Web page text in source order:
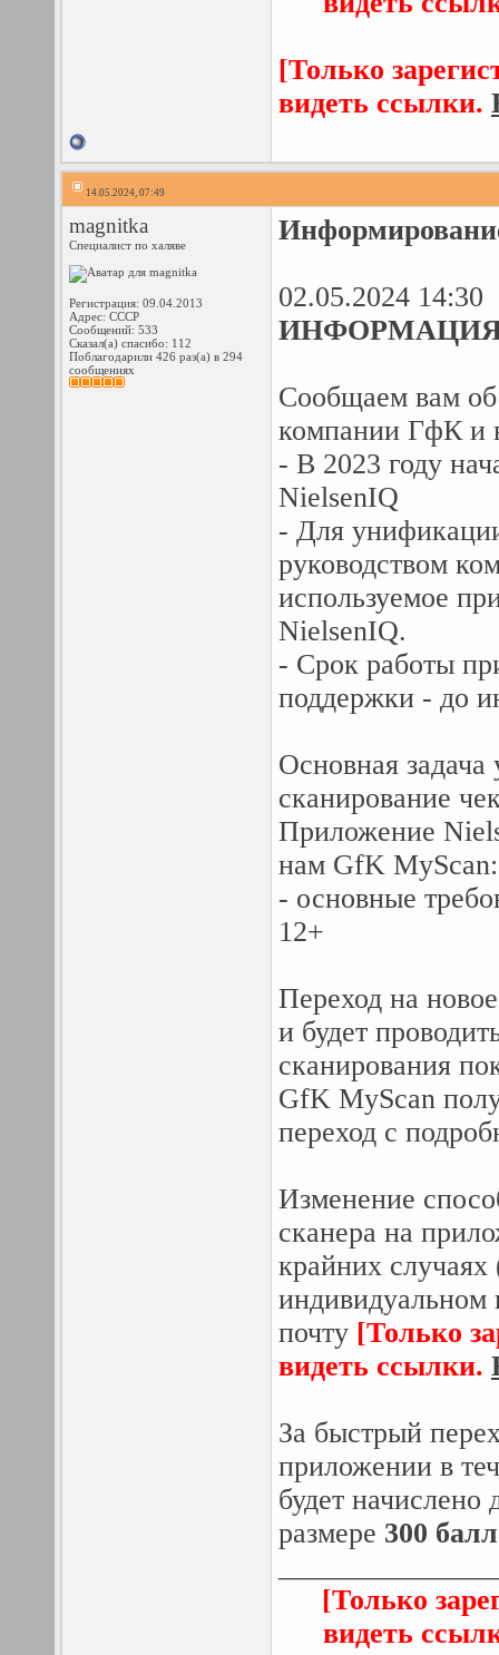
[Только
видеть ссылки.
14.05.2024, 07:49
magnitka
Специалист по халяве
Регистрация: 09.04.2013
Адрес: СССР
Сообщений: 533
Сказал(а) спасибо: 112
Поблагодарили 426 раз(а) в 294
сообщениях
02.05.2024 14:30
Сообщаем вам об
компании ГфК и
- В 2023 году
NielsenIQ
- Для
руководством
используемое
NielsenIQ.
- Срок работы
поддержки - до
Основная задача
сканирование
Приложение
нам GfK MyScan:
- основные
12+
Переход на
и будет
сканирования
GfK MyScan
переход с
Изменение
сканера на
крайних
индивидуальном
почту [Только
видеть ссылки.
За быстрый
приложении в
будет начислено
размере 300
[Только
видеть